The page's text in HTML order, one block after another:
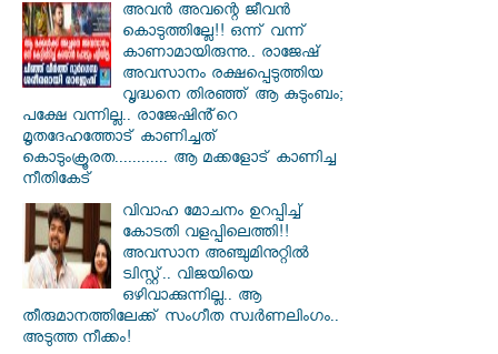
അവൻ അവന്റെ ജീവൻ
കൊടുത്തില്ലേ!! ഒന്ന് വന്ന്
കാണാമായിരുന്നു.. രാജേഷ്
അവസാനം രക്ഷപ്പെടുത്തിയ
വൃദ്ധനെ തിരഞ്ഞ് ആ കുടുംബം;
പക്ഷേ വന്നില്ല.. രാജേഷിൻ്റെ
മൃതദേഹത്തോട് കാണിച്ചത്
കൊടുംക്രൂരത............ ആ മക്കളോട് കാണിച്ച
നീതികേട്
വിവാഹ മോചനം ഉറപ്പിച്ച്
കോടതി വളപ്പിലെത്തി!!
അവസാന അഞ്ചുമിനുറ്റിൽ
ട്വിസ്റ്റ്.. വിജയിയെ
ഒഴിവാക്കുന്നില്ല.. ആ
തീരുമാനത്തിലേക്ക് സംഗീത സ്വർണലിംഗം..
അടുത്ത നീക്കം!